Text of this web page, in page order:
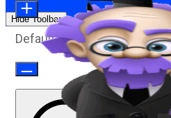
Hide Toolbar
Default